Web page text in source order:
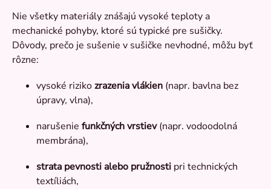
Nie všetky materiály znášajú vysoké teploty a
mechanické pohyby, ktoré sú typické pre sušičky.
Dôvody, prečo je sušenie v sušičke nevhodné, môžu byť
rôzne:
vysoké rizikozrazenia vlákien (napr. bavlna bez
úpravy, vlna),
narušenie funkčných vrstiev(napr. vodoodolná
membrána),
strata pevnosti alebo pružnosti pri technických
textíliách,